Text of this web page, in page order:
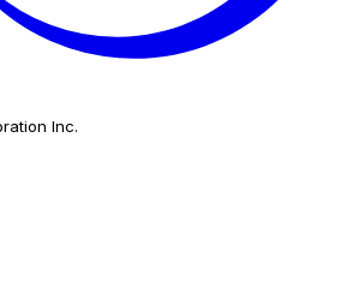
Inc.